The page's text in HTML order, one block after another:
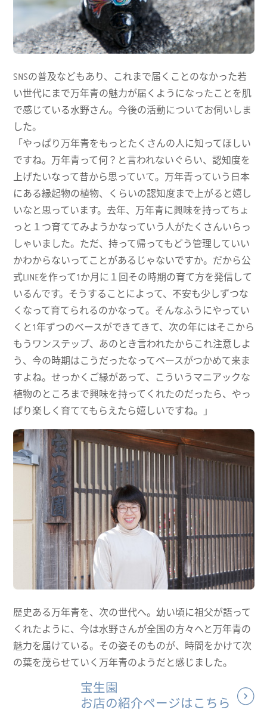
SNSの普及などもあり、これまで届くことのなかった若
い世代にまで万年青の魅力が届くようになったことを肌
で感じている水野さん。今後の活動についてお伺いしま
した。
「やっぱり万年青をもっとたくさんの人に知ってほしい
ですね。万年青って何？と言われないぐらい、認知度を
上げたいなって昔から思っていて。万年青っていう日本
にある縁起物の植物、くらいの認知度まで上がると嬉し
いなと思っています。去年、万年青に興味を持ってちょ
っと１つ育ててみようかなっていう人がたくさんいらっ
しゃいました。ただ、持って帰ってもどう管理していい
かわからないってことがあるじゃないですか。だから公
式LINEを作って1か月に１回その時期の育て方を発信して
いるんです。そうすることによって、不安も少しずつな
くなって育てられるのかなって。そんなふうにやってい
くと1年ずつのベースができてきて、次の年にはそこから
もうワンステップ、あのとき言われたからこれ注意しよ
う、今の時期はこうだったなってペースがつかめて来ま
すよね。せっかくご縁があって、こういうマニアックな
植物のところまで興味を持ってくれたのだったら、やっ
ぱり楽しく育ててもらえたら嬉しいですね。」
歴史ある万年青を、次の世代へ。幼い頃に祖父が語って
くれたように、今は水野さんが全国の方々へと万年青の
魅力を届けている。その姿そのものが、時間をかけて次
の葉を茂らせていく万年青のようだと感じました。
宝生園
お店の紹介ページはこちら